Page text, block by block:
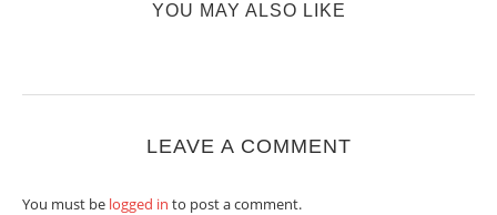
YOU MAY ALSO LIKE
LEAVE A COMMENT
You must be logged in to post a comment.